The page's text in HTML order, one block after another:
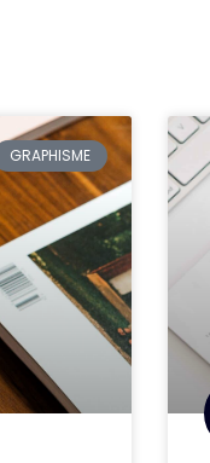
GRAPHISME